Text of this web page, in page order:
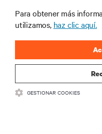
Para obtener más
utilizamos, haz clic aquí.
GESTIONAR COOKIES